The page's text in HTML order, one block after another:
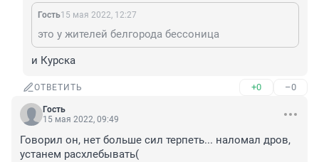
Гость15 мая 2022, 12:27
это у жителей белгорода бессоница
и Курска
ОТВЕТИТЬ +0 –0
Гость
15 мая 2022, 09:49
Говорил он, нет больше сил терпеть... наломал дров,
устанем расхлебывать(